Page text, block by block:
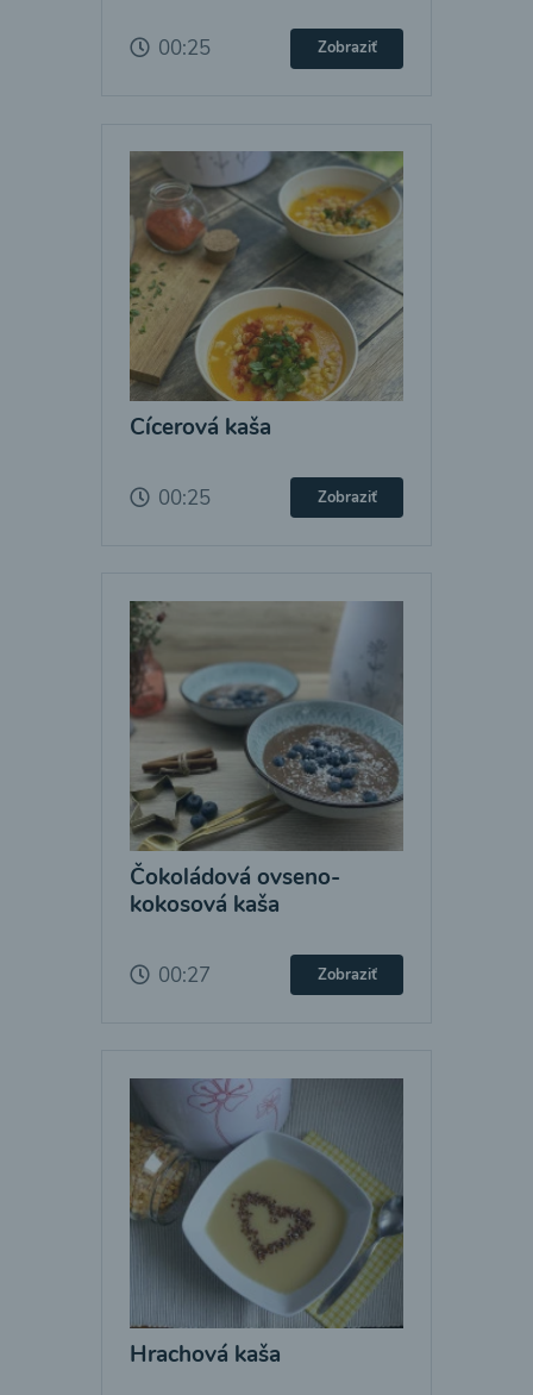
00:25 Zobraziť
Cícerová kaša
00:25 Zobraziť
Čokoládová ovseno-
kokosová kaša
00:27 Zobraziť
Hrachová kaša